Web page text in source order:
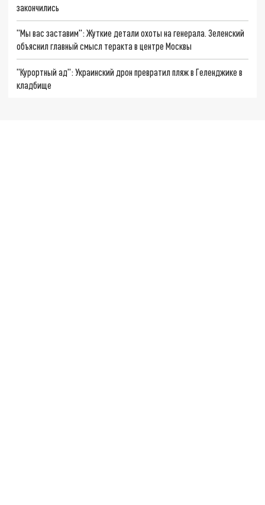
закончились
"Мы вас заставим": Жуткие детали охоты на генерала. Зеленский
объяснил главный смысл теракта в центре Москвы
"Курортный ад": Украинский дрон превратил пляж в Геленджике в
кладбище